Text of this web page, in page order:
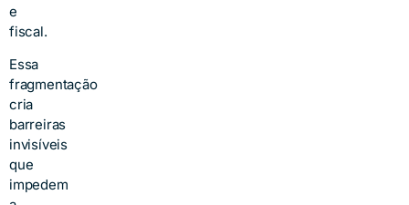
e
fiscal.
Essa
fragmentação
cria
barreiras
invisíveis
que
impedem